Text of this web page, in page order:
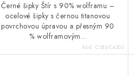
Černé šipky Štír s 90% wolframu –
ocelové šipky s černou titanovou
povrchovou úpravou a přesným 90
% wolframovým...
Kód:CSBS-C4303